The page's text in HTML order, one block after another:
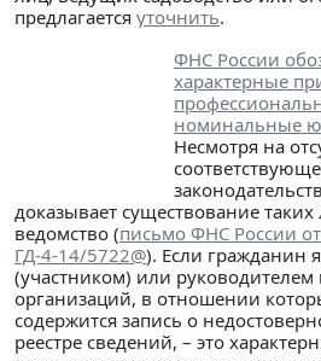
предлагается уточнить.
ФНС России
характерные
номинальные
Несмотря на
доказывает существование
ведомство (письмо ФНС России
ГД-4-14/5722@). Если гражданин
(участником) или руководителем
организаций, в отношении
содержится запись о
реестре сведений, – это